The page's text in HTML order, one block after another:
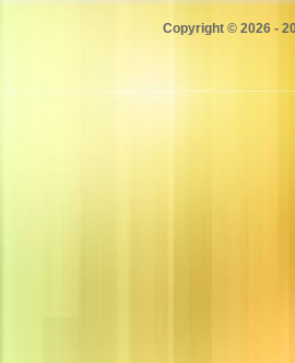
Copyright © 2026 -